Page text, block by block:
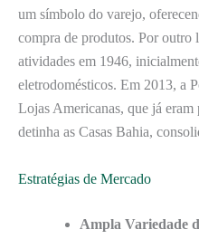
um símbolo do varejo,
compra de produtos. Por outro
atividades em 1946,
eletrodomésticos. Em 2013, a
Lojas Americanas, que já
detinha as Casas Bahia,
Estratégias de Mercado
Ampla Variedade